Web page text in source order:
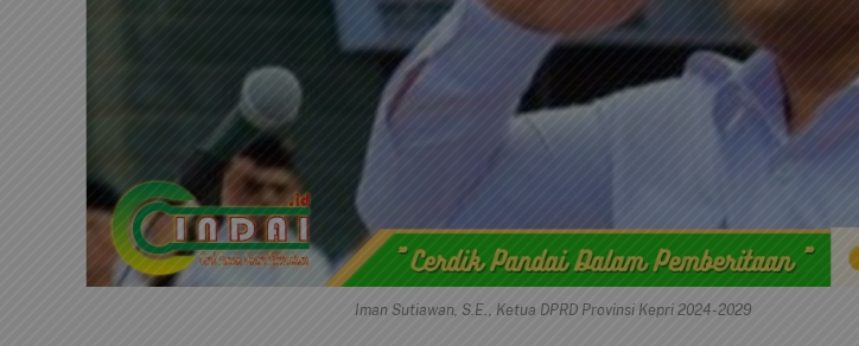
Iman Sutiawan, S.E., Ketua DPRD Provinsi Kepri 2024-2029